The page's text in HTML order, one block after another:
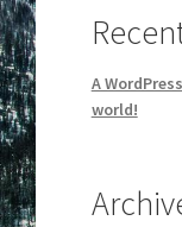
A
world!